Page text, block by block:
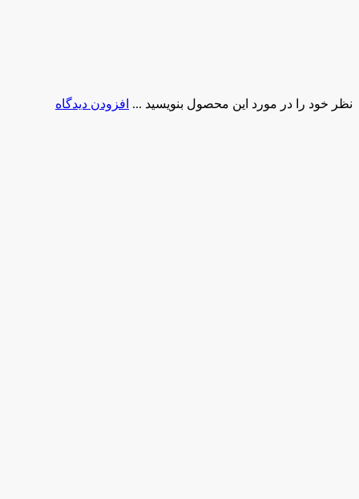
نظر خود را در مورد این محصول بنویسید ... افزودن دیدگاه